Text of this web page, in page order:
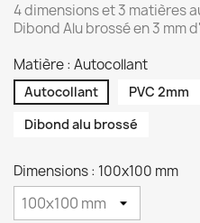
4 dimensions et 3 matières
Dibond Alu brossé en 3 mm
Matière : Autocollant
Autocollant PVC 2mm
Dibond alu brossé
Dimensions : 100x100 mm